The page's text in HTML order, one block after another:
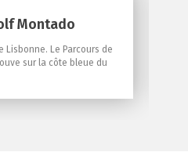
Montado
Lisbonne. Le Parcours de
sur la côte bleue du